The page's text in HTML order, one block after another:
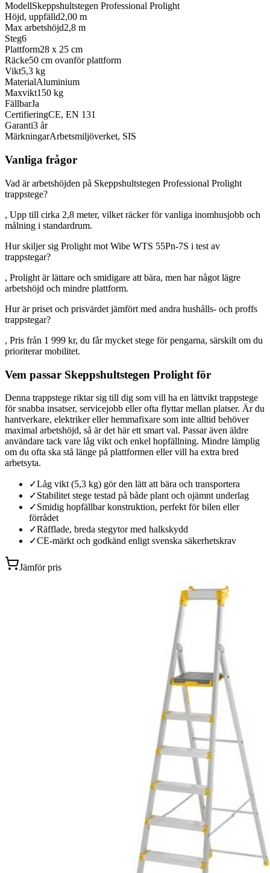
ModellSkeppshultstegen Professional Prolight
Höjd, uppfälld2,00 m
Max arbetshöjd2,8 m
Steg6
Plattform28 x 25 cm
Räcke50 cm ovanför plattform
Vikt5,3 kg
MaterialAluminium
Maxvikt150 kg
FällbarJa
CertifieringCE, EN 131
Garanti3 år
MärkningarArbetsmiljöverket, SIS
Vanliga frågor
Vad är arbetshöjden på Skeppshultstegen Professional Prolight
trappstege?
, Upp till cirka 2,8 meter, vilket räcker för vanliga inomhusjobb och
målning i standardrum.
Hur skiljer sig Prolight mot Wibe WTS 55Pn-7S i test av
trappstegar?
, Prolight är lättare och smidigare att bära, men har något lägre
arbetshöjd och mindre plattform.
Hur är priset och prisvärdet jämfört med andra hushålls- och proffs
trappstegar?
, Pris från 1 999 kr, du får mycket stege för pengarna, särskilt om du
prioriterar mobilitet.
Vem passar Skeppshultstegen Prolight för
Denna trappstege riktar sig till dig som vill ha en lättvikt trappstege
för snabba insatser, servicejobb eller ofta flyttar mellan platser. Är du
hantverkare, elektriker eller hemmafixare som inte alltid behöver
maximal arbetshöjd, så är det här ett smart val. Passar även äldre
användare tack vare låg vikt och enkel hopfällning. Mindre lämplig
om du ofta ska stå länge på plattformen eller vill ha extra bred
arbetsyta.
✓Låg vikt (5,3 kg) gör den lätt att bära och transportera
✓Stabilitet stege testad på både plant och ojämnt underlag
✓Smidig hopfällbar konstruktion, perfekt för bilen eller
förrådet
✓Räfflade, breda stegytor med halkskydd
✓CE-märkt och godkänd enligt svenska säkerhetskrav
Jämför pris